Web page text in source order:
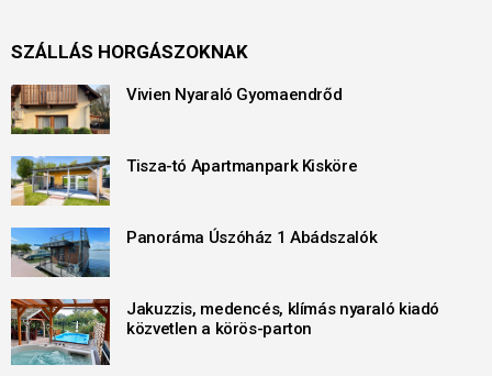
SZÁLLÁS HORGÁSZOKNAK
Vivien Nyaraló Gyomaendrőd
Tisza-tó Apartmanpark Kisköre
Panoráma Úszóház 1 Abádszalók
Jakuzzis, medencés, klímás nyaraló kiadó
közvetlen a körös-parton